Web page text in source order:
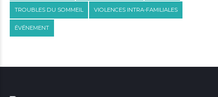
TROUBLES DU SOMMEIL VIOLENCES INTRA-FAMILIALES
ÉVÉNEMENT